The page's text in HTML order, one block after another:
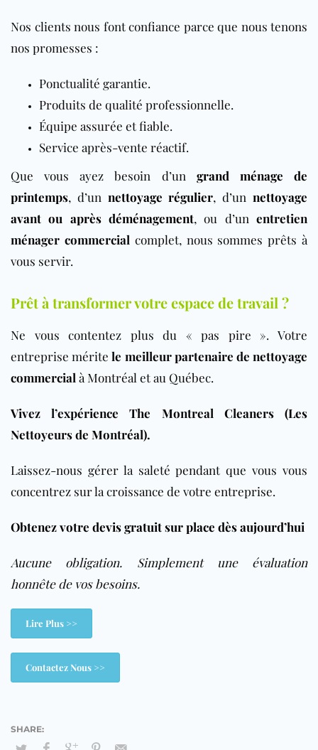
Nos clients nous font confiance parce que nous tenons
nos promesses :
Ponctualité garantie.
Produits de qualité professionnelle.
Équipe assurée et fiable.
Service après-vente réactif.
Que vous ayez besoin d’un grand ménage de
printemps, d’un nettoyage régulier, d’unnettoyage
avant ou après déménagement, ou d’un entretien
ménager commercial complet, nous sommes prêts à
vous servir.
Prêt à transformer votre espace de travail ?
Ne vous contentez plus du « pas pire ». Votre
entreprise méritele meilleur partenaire de nettoyage
commercial à Montréal et au Québec.
Vivez l’expérience The Montreal Cleaners (Les
Nettoyeurs de Montréal).
Laissez-nous gérer la saleté pendant que vous vous
concentrez sur la croissance de votre entreprise.
Obtenez votre devis gratuit sur place dès aujourd’hui
Aucune obligation. Simplement une évaluation
honnête de vos besoins.
Lire Plus >>
Contactez Nous >>